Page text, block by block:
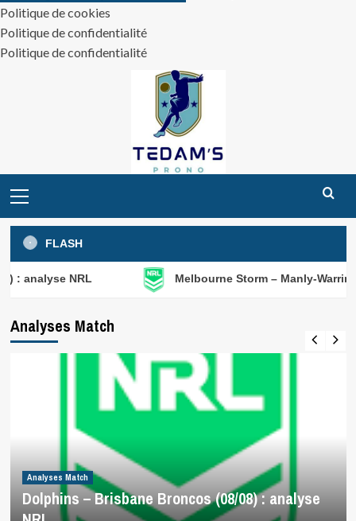
Politique de cookies
Politique de confidentialité
Politique de confidentialité
Menu
FLASH
Melbourne Storm – Manly-Warringah Sea
Analyses Match
Analyses Match
Dolphins – Brisbane Broncos (08/08) : analyse